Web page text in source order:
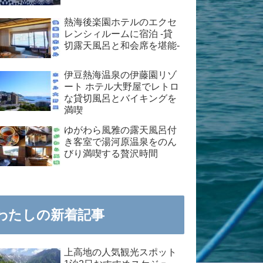
熱海後楽園ホテルのエクセ
レンシィルームに宿泊 -貸
切露天風呂と和会席を堪能-
伊豆熱海温泉の伊藤園リゾ
ート ホテル大野屋でレトロ
な貸切風呂とバイキングを
満喫
ゆがわら風雅の露天風呂付
き客室で湯河原温泉をのん
びり満喫する贅沢時間
たしの新着記事
上高地の人気観光スポット